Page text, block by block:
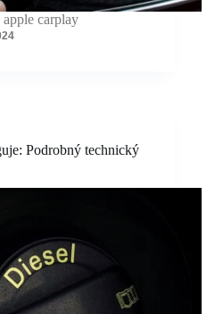
carplay
Podrobný technický